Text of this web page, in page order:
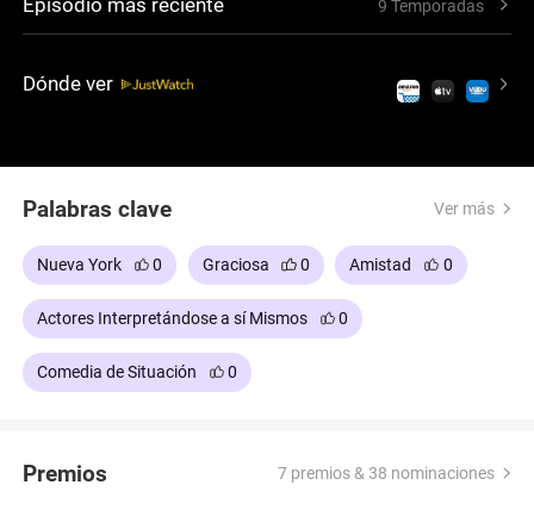
Episodio más reciente 9 Temporadas
Dónde ver
Palabras clave Ver más
Nueva York 0 Graciosa 0 Amistad 0
Actores Interpretándose a sí Mismos 0
Comedia de Situación 0
Premios 7 premios & 38 nominaciones